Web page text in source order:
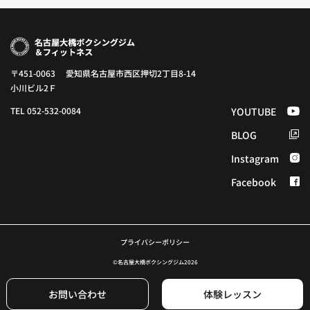
お問い合わせ 体験レッスン
〒451-0063 愛知県名古屋市西区押切2丁目8-14
小川ビル2Ｆ
TEL 052-532-0084
YOUTUBE
BLOG
Instagram
Facebook
プライバシーポリシー
©︎名古屋大橋ボクシングジム2026